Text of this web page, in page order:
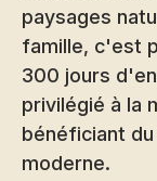
paysages
famille, c'est
300 jours
privilégié à la
bénéficiant
moderne.